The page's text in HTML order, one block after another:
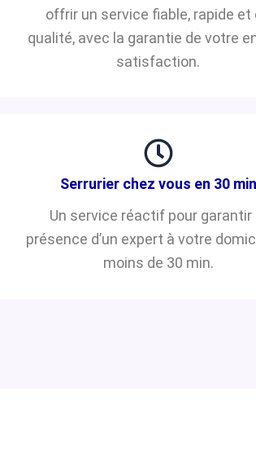
offrir un service fiable, rapide et
qualité, avec la garantie de votre
satisfaction.
Serrurier chez vous en 30 min
Un service réactif pour garantir
présence d’un expert à votre
moins de 30 min.